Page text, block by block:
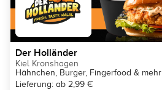
Der Holländer
Kiel Kronshagen
Hähnchen, Burger, Fingerfood & mehr
Lieferung: ab 2,99 €